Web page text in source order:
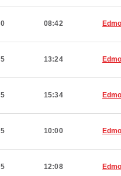
08:42
13:24
15:34
10:00
12:08